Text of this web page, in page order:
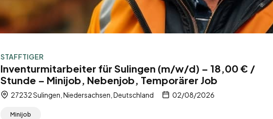
STAFFTIGER
Inventurmitarbeiter für Sulingen (m/w/d) – 18,00 € /
Stunde – Minijob, Nebenjob, Temporärer Job
27232 Sulingen, Niedersachsen, Deutschland 02/08/2026
Minijob